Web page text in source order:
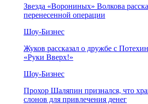
Звезда «Ворониных» Волкова
перенесенной операции
Шоу-Бизнес
Жуков рассказал о дружбе с
«Руки Вверх!»
Шоу-Бизнес
Прохор Шаляпин признался, что
слонов для привлечения денег